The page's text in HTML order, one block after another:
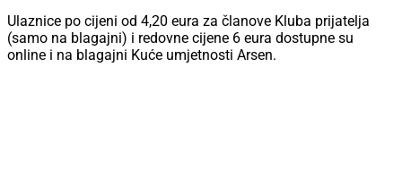
Ulaznice po cijeni od 4,20 eura za članove Kluba prijatelja
(samo na blagajni) i redovne cijene 6 eura dostupne su
online i na blagajni Kuće umjetnosti Arsen.